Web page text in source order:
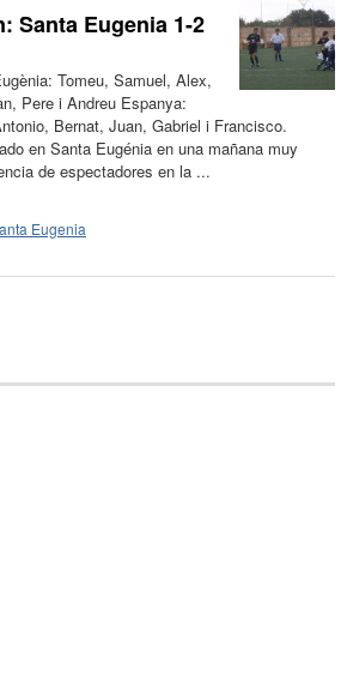
Santa Eugenia 1-2
Tomeu, Samuel, Alex,
Pere i Andreu Espanya:
Bernat, Juan, Gabriel i Francisco.
en Santa Eugénia en una mañana muy
de espectadores en la ...
Eugenia